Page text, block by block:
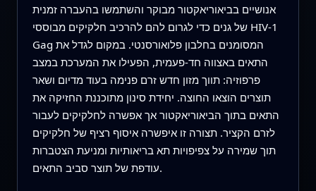
אנושיים בביאוריאקטור מבוקר והשתמשו בהעברה זמנית
של גנים כדי לגרום להם להרכיב חלקיקים מבוססי HIV-1
Gag המסומנים בחלבון פלואורסנטי. במקום לגדל את
התאים באצווה חד-פעמית, הפעילו את המערכת במצב
פרפוזיה: תווך מזון חדש זרם פנימה בעוד מדיום ושאר
תוצרים הוצאו החוצה. יחידת סינון מתוכננת החזיקה את
התאים בתוך הביאוריאקטור אך אפשרה לחלקיקים לעבור
לזרם הקציר. תצורה זו איפשרה איסוף רציף של חלקיקים
תוך שמירה על צפיפויות תא בריאותיות ומניעת הצטברות
עודפת של תוצר סביב התאים.